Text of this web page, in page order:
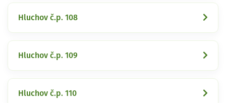
Hluchov č.p. 108
Hluchov č.p. 109
Hluchov č.p. 110